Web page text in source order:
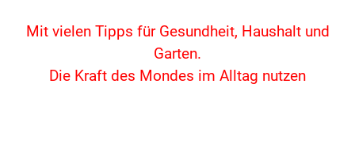
Mit vielen Tipps für Gesundheit, Haushalt und
Garten.
Die Kraft des Mondes im Alltag nutzen